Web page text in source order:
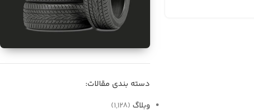
واردات قطعات خودرو از
دسته بندی مقالات:
وبلاگ (1,128)